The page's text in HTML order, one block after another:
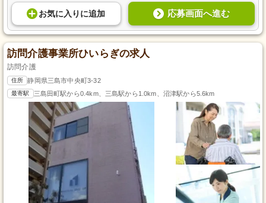
お気に入り に追加 応募画面へ進む
訪問介護事業所ひいらぎの求人
訪問介護
住所 静岡県三島市中央町3-32
最寄駅 三島田町駅から0.4km、三島駅から1.0km、沼津駅から5.6km